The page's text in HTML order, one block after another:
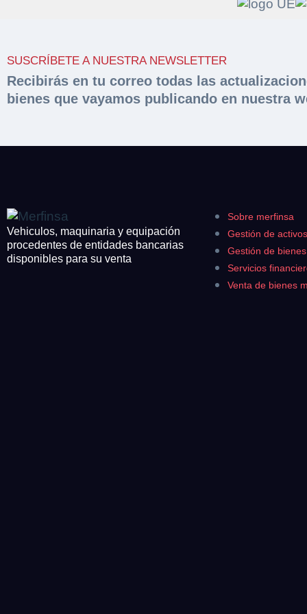
SUSCRÍBETE A NUESTRA NEWSLETTER
Recibirás en tu correo todas las
bienes que vayamos publicando en nuestra
Vehiculos, maquinaria y equipación
procedentes de entidades bancarias
disponibles para su venta
Sobre merfinsa
Gestión de activos
Gestión de
Servicios
Venta de bienes
Rellene este
¿Cuánto es 6 +
Hacer
Razón social*
Importe en €*
¿Cuánto es 6 +
Maquinaria
Equipamiento
CONTACTO
926 25 08 86